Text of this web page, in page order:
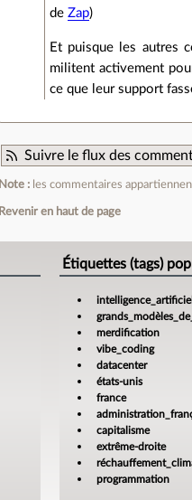
deZap)
Et puisque les autres
militent activement
ce que leur support
Suivre le flux des
Note : les commentaires
Revenir en haut de page
Étiquettes (tags)
merdification
vibe_coding
datacenter
états-unis
france
capitalisme
extrême-droite
programmation